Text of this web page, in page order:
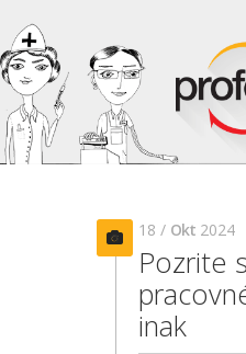
18 / Okt 2024
Pozrite
inak